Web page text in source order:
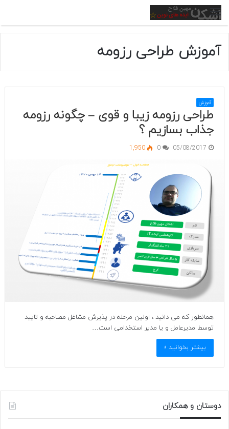
منو
آموزش طراحی رزومه
آموزش
طراحی رزومه زیبا و قوی – چگونه رزومه
جذاب بسازیم ؟
05/08/2017
0
1,950
همانطور که می دانید ، اولین مرحله در پذیرش مشاغل مصاحبه و تایید
توسط مدیرعامل و یا مدیر استخدامی است…
بیشتر بخوانید »
دوستان و همکاران